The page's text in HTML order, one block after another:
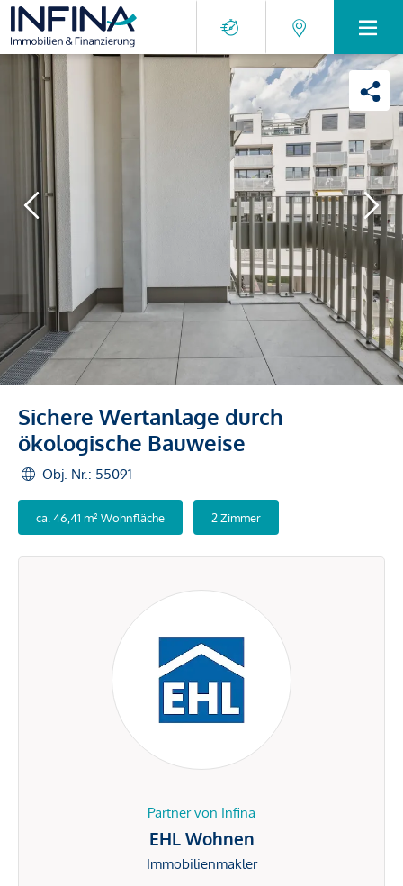
Sichere Wertanlage durch
ökologische Bauweise
Obj. Nr.: 55091
ca. 46,41 m² Wohnfläche 2 Zimmer
Partner von Infina
EHL Wohnen
Immobilienmakler